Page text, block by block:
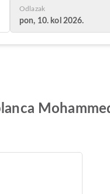
Odlazak
pon, 10. kol 2026.